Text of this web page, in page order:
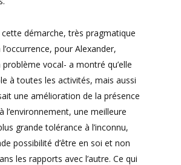
cette démarche, très pragmatique
l’occurrence, pour Alexander,
vocal- a montré qu’elle
à toutes les activités, mais aussi
une amélioration de la présence
l’environnement, une meilleure
grande tolérance à l’inconnu,
possibilité d’être en soi et non
les rapports avec l’autre. Ce qui